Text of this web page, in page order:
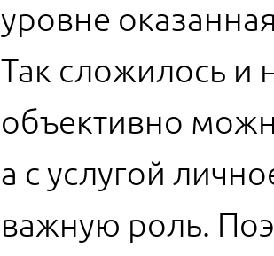
уровне
Так сложилось и
объективно
а с услугой
важную роль.